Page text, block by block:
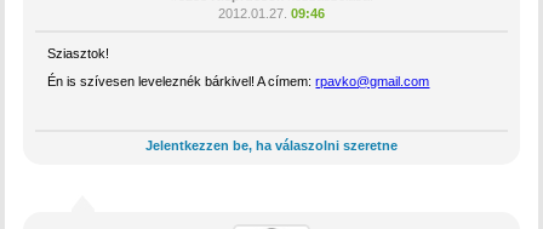
2012.01.27. 09:46
Sziasztok!
Én is szívesen leveleznék bárkivel! A címem:rpavko@gmail.com
Jelentkezzen be, ha válaszolni szeretne